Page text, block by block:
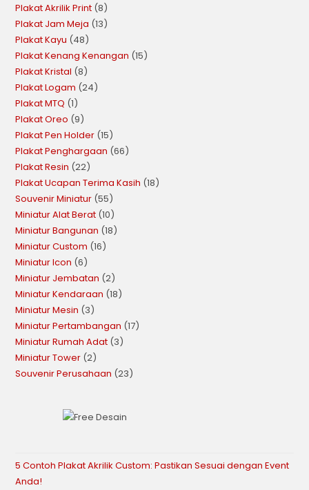
Plakat Akrilik Print 8
Plakat Jam Meja 13
Plakat Kayu 48
Plakat Kenang Kenangan 15
Plakat Kristal 8
Plakat Logam 24
Plakat MTQ 1
Plakat Oreo 9
Plakat Pen Holder 15
Plakat Penghargaan 66
Plakat Resin 22
Plakat Ucapan Terima Kasih 18
Souvenir Miniatur 55
Miniatur Alat Berat 10
Miniatur Bangunan 18
Miniatur Custom 16
Miniatur Icon 6
Miniatur Jembatan 2
Miniatur Kendaraan 18
Miniatur Mesin 3
Miniatur Pertambangan 17
Miniatur Rumah Adat 3
Miniatur Tower 2
Souvenir Perusahaan 23
5 Contoh Plakat Akrilik Custom: Pastikan Sesuai dengan Event
Anda!